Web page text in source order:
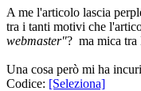
A me l'articolo lascia
tra i tanti motivi che
webmaster"? ma mica tra
Una cosa però mi ha
Codice: [Seleziona]